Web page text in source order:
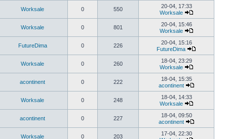
Worksale 0 550
20-04, 17:33
Worksale
Worksale 0 801
20-04, 15:46
Worksale
FutureDima 0 226
20-04, 15:16
FutureDima
Worksale 0 260
18-04, 23:29
Worksale
acontinent 0 222
18-04, 15:35
acontinent
Worksale 0 248
18-04, 14:33
Worksale
acontinent 0 227
18-04, 09:50
acontinent
Worksale 0 203
17-04, 22:30